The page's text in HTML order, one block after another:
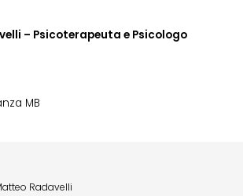
– Psicoterapeuta e Psicologo
MB
Radavelli